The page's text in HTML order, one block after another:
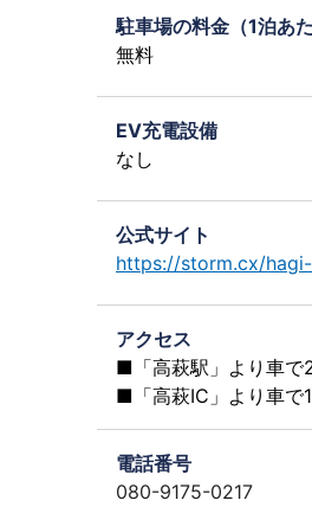
駐車場の料金（1泊あた
無料
EV充電設備
なし
公式サイト
https://storm.cx/
アクセス
■「高萩駅」より車で
■「高萩IC」より車で
電話番号
080-9175-0217